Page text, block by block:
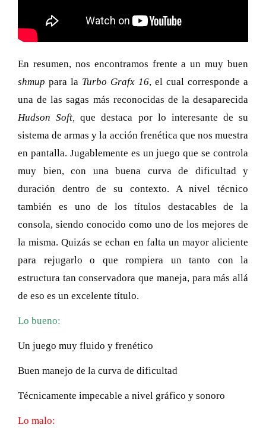
En resumen, nos encontramos frente a un muy buen
shmup para la Turbo Grafx 16, el cual corresponde a
una de las sagas más reconocidas de la desaparecida
Hudson Soft, que destaca por lo interesante de su
sistema de armas y la acción frenética que nos muestra
en pantalla. Jugablemente es un juego que se controla
muy bien, con una buena curva de dificultad y
duración dentro de su contexto. A nivel técnico
también es uno de los títulos destacables de la
consola, siendo conocido como uno de los mejores de
la misma. Quizás se echan en falta un mayor aliciente
para rejugarlo o que rompiera un tanto con la
estructura tan conservadora que maneja, para más allá
de eso es un excelente título.
Lo bueno:
Un juego muy fluido y frenético
Buen manejo de la curva de dificultad
Técnicamente impecable a nivel gráfico y sonoro
Lo malo: